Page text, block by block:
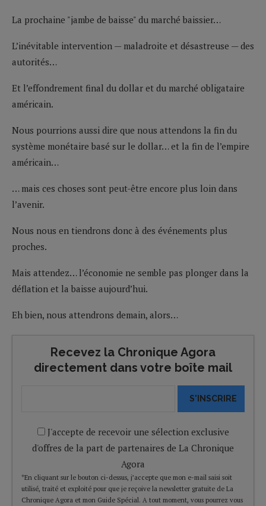
La prochaine "jambe de baisse" du marché baissier…
L’inévitable intervention — maladroite et désastreuse — des
autorités…
Et l’effondrement final du dollar et du marché obligataire
américain.
Nous pourrions aussi dire que nous attendons la fin du
système monétaire basé sur le dollar… et la fin de l’empire
américain…
… mais ces choses sont peut-être encore plus loin dans
l’avenir.
Nous nous en tiendrons donc à des événements plus
proches.
Mais attendez… l’économie ne semble pas plonger dans la
déflation et la baisse aujourd’hui.
Eh bien, nous attendrons demain, alors…
Recevez la Chronique Agora
directement dans votre boîte mail
S'INSCRIRE
J'accepte de recevoir une sélection exclusive
d'offres de la part de partenaires de La Chronique
Agora
*En cliquant sur le bouton ci-dessus, j’accepte que mon e-mail saisi soit
utilisé, traité et exploité pour que je reçoive la newsletter gratuite de La
Chronique Agora et mon Guide Spécial. A tout moment, vous pourrez vous